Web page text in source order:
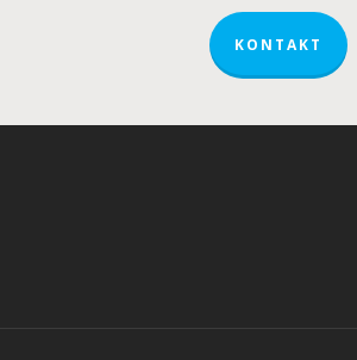
KONTAKT